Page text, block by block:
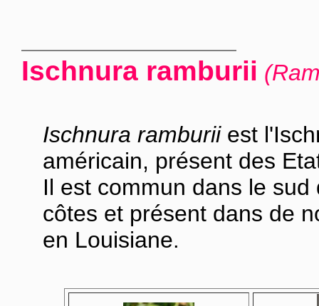
Ischnura ramburii
Ischnura ramburiiest
américain, présent des
Il est commun dans le
côtes et présent dans de
en Louisiane.